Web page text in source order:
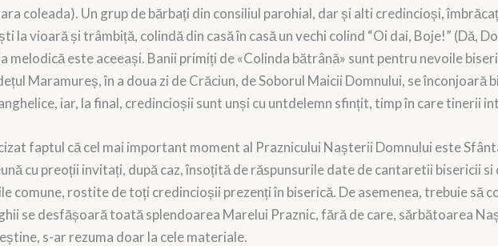
coleada). Un grup de bărbați din consiliul parohial, dar și alti credincioși,
la vioară și trâmbiță, colindă din casă în casă un vechi colind “Oi dai, Boje!” (Dă,
melodică este aceeași. Banii primiți de «Colinda bătrână» sunt pentru nevoile
Maramureș, în a doua zi de Crăciun, de Soborul Maicii Domnului, se înconjoară
iar, la final, credincioșii sunt unși cu untdelemn sfințit, timp în care tinerii
faptul că cel mai important moment al Praznicului Nașterii Domnului este
cu preoții invitați, după caz, însoțită de răspunsurile date de cantaretii bisericii
comune, rostite de toți credincioșii prezenți în biserică. De asemenea, trebuie să
se desfășoară toată splendoarea Marelui Praznic, fără de care, sărbătoarea
s-ar rezuma doar la cele materiale.